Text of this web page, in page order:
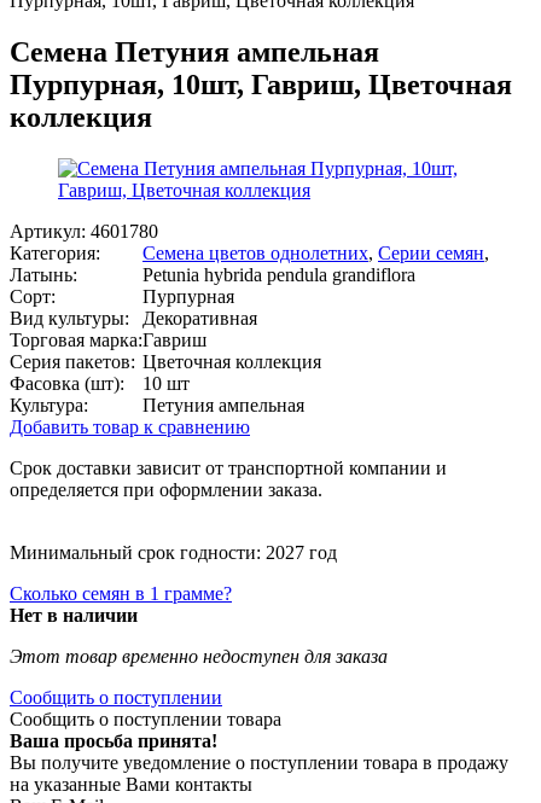
Семена Петуния ампельная
Пурпурная, 10шт, Гавриш, Цветочная
коллекция
Артикул: 4601780
Категория:
Семена цветов однолетних, Серии семян,
Латынь:
Petunia hybrida pendula grandiflora
Сорт:
Пурпурная
Вид культуры:
Декоративная
Торговая марка:Гавриш
Серия пакетов: Цветочная коллекция
Фасовка (шт):
10 шт
Культура:
Петуния ампельная
Добавить товар к сравнению
Срок доставки зависит от транспортной компании и
определяется при оформлении заказа.
Минимальный срок годности: 2027 год
Сколько семян в 1 грамме?
Нет в наличии
Этот товар временно недоступен для заказа
Сообщить о поступлении
Сообщить о поступлении товара
Ваша просьба принята!
Вы получите уведомление о поступлении товара в продажу
на указанные Вами контакты